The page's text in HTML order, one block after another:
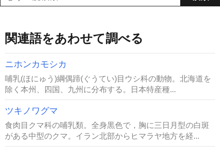
関連語をあわせて調べる
ニホンカモシカ
哺乳(ほにゅう)綱偶蹄(ぐうてい)目ウシ科の動物。北海道を
除く本州、四国、九州に分布する。日本特産種...
ツキノワグマ
食肉目クマ科の哺乳類。全身黒色で，胸に三日月型の白斑
がある中型のクマ。イラン北部からヒマラヤ地方を経...